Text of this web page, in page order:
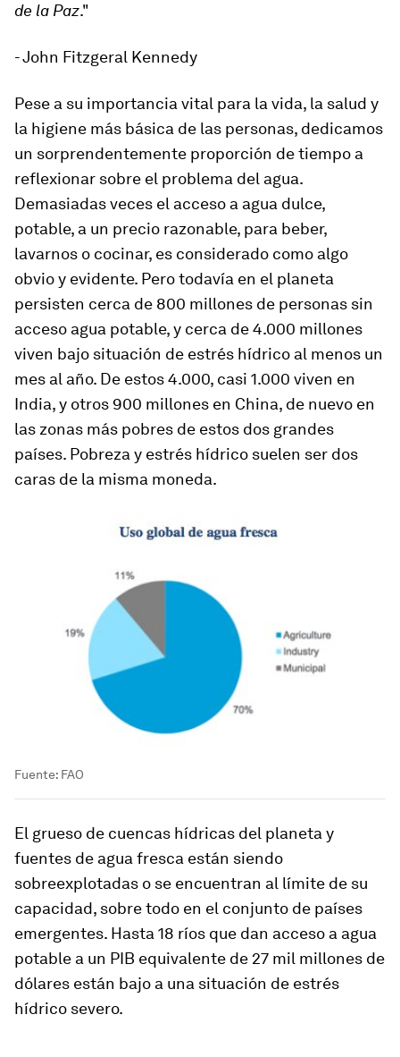
de la Paz."
- John Fitzgeral Kennedy
Pese a su importancia vital para la vida, la salud y
la higiene más básica de las personas, dedicamos
un sorprendentemente proporción de tiempo a
reflexionar sobre el problema del agua.
Demasiadas veces el acceso a agua dulce,
potable, a un precio razonable, para beber,
lavarnos o cocinar, es considerado como algo
obvio y evidente. Pero todavía en el planeta
persisten cerca de 800 millones de personas sin
acceso agua potable, y cerca de 4.000 millones
viven bajo situación de estrés hídrico al menos un
mes al año. De estos 4.000, casi 1.000 viven en
India, y otros 900 millones en China, de nuevo en
las zonas más pobres de estos dos grandes
países. Pobreza y estrés hídrico suelen ser dos
caras de la misma moneda.
Fuente: FAO
El grueso de cuencas hídricas del planeta y
fuentes de agua fresca están siendo
sobreexplotadas o se encuentran al límite de su
capacidad, sobre todo en el conjunto de países
emergentes. Hasta 18 ríos que dan acceso a agua
potable a un PIB equivalente de 27 mil millones de
dólares están bajo a una situación de estrés
hídrico severo.